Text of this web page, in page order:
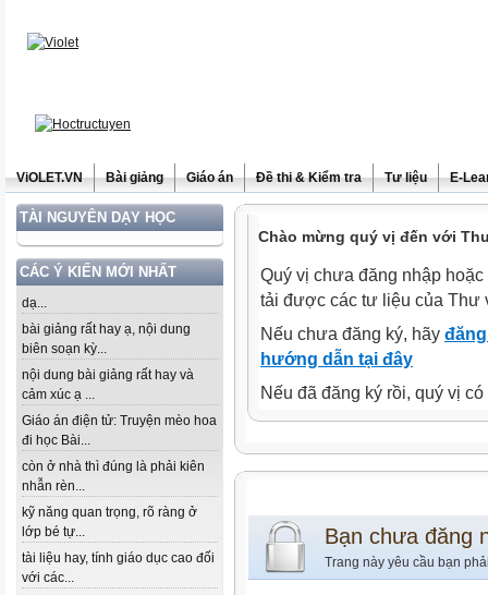
ViOLET.VN Bài giảng Giáo án Đề thi & Kiểm tra Tư liệu E-
TÀI NGUYÊN DẠY HỌC
CÁC Ý KIẾN MỚI NHẤT
dạ...
bài giảng rất hay ạ, nội dung
biên soạn kỳ...
nội dung bài giảng rất hay và
cảm xúc ạ ...
Giáo án điện tử: Truyện mèo hoa
đi học Bài...
còn ở nhà thì đúng là phải kiên
nhẫn rèn...
kỹ năng quan trọng, rõ ràng ở
lớp bé tự...
tài liệu hay, tính giáo dục cao đối
với các...
Chào mừng quý vị đến với
Quý vị chưa đăng nhập
tải được các tư liệu của Thư
Nếu chưa đăng ký, hãy
hướng dẫn tại đây
Nếu đã đăng ký rồi, quý vị
Bạn chưa đăng
Trang này yêu cầu bạn